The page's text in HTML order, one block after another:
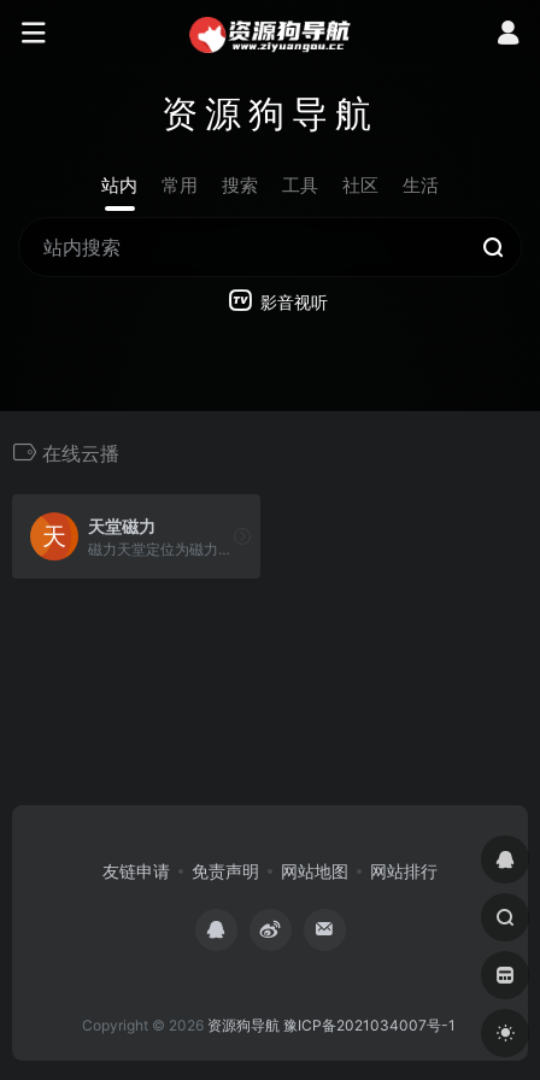
资源狗导航
站内 常用 搜索 工具 社区 生活
影音视听
在线云播
天堂磁力
磁力天堂定位为磁力链接搜索与聚合平台。
友链申请 免责声明 网站地图 网站排行
Copyright © 2026 资源狗导航 豫ICP备2021034007号-1